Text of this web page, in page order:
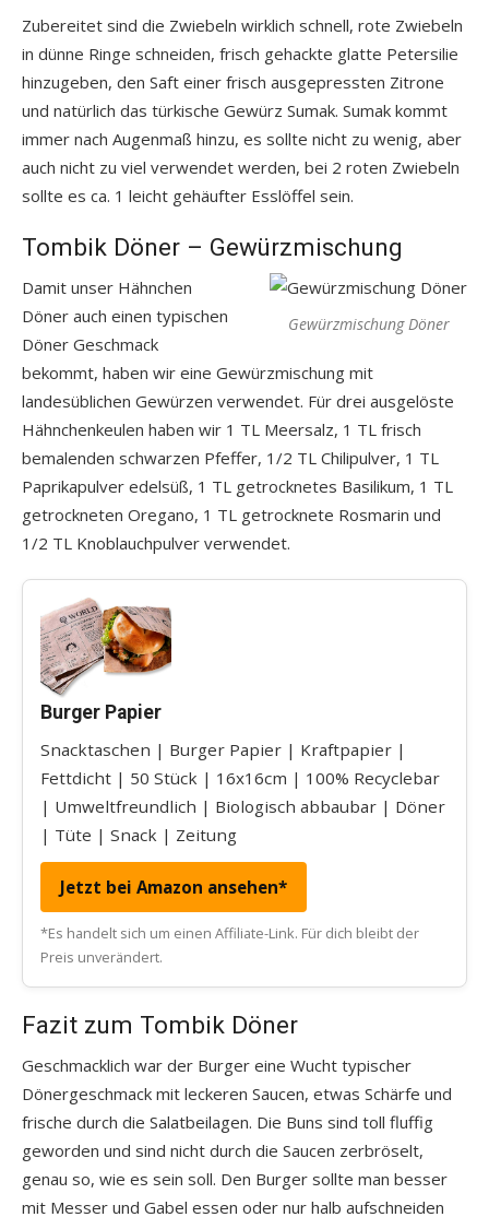
Zubereitet sind die Zwiebeln wirklich schnell, rote Zwiebeln
in dünne Ringe schneiden, frisch gehackte glatte Petersilie
hinzugeben, den Saft einer frisch ausgepressten Zitrone
und natürlich das türkische Gewürz Sumak. Sumak kommt
immer nach Augenmaß hinzu, es sollte nicht zu wenig, aber
auch nicht zu viel verwendet werden, bei 2 roten Zwiebeln
sollte es ca. 1 leicht gehäufter Esslöffel sein.
Tombik Döner – Gewürzmischung
Gewürzmischung Döner
Damit unser Hähnchen
Döner auch einen typischen
Döner Geschmack
bekommt, haben wir eine Gewürzmischung mit
landesüblichen Gewürzen verwendet. Für drei ausgelöste
Hähnchenkeulen haben wir 1 TL Meersalz, 1 TL frisch
bemalenden schwarzen Pfeffer, 1/2 TL Chilipulver, 1 TL
Paprikapulver edelsüß, 1 TL getrocknetes Basilikum, 1 TL
getrockneten Oregano, 1 TL getrocknete Rosmarin und
1/2 TL Knoblauchpulver verwendet.
Burger Papier
Snacktaschen | Burger Papier | Kraftpapier |
Fettdicht | 50 Stück | 16x16cm | 100% Recyclebar
| Umweltfreundlich | Biologisch abbaubar | Döner
| Tüte | Snack | Zeitung
Jetzt bei Amazon ansehen*
*Es handelt sich um einen Affiliate-Link. Für dich bleibt der
Preis unverändert.
Fazit zum Tombik Döner
Geschmacklich war der Burger eine Wucht typischer
Dönergeschmack mit leckeren Saucen, etwas Schärfe und
frische durch die Salatbeilagen. Die Buns sind toll fluffig
geworden und sind nicht durch die Saucen zerbröselt,
genau so, wie es sein soll. Den Burger sollte man besser
mit Messer und Gabel essen oder nur halb aufschneiden